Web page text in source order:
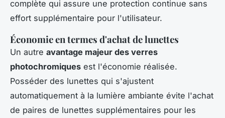
complète qui assure une protection continue sans
effort supplémentaire pour l'utilisateur.
Économie en termes d'achat de lunettes
Un autre avantage majeur des verres
photochromiques est l'économie réalisée.
Posséder des lunettes qui s'ajustent
automatiquement à la lumière ambiante évite l'achat
de paires de lunettes supplémentaires pour les